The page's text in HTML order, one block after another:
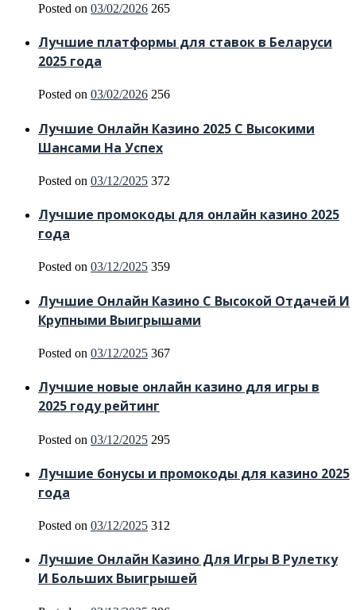
Posted on 03/02/2026 265
Лучшие платформы для ставок в Беларуси
2025 года
Posted on 03/02/2026 256
Лучшие Онлайн Казино 2025 С Высокими
Шансами На Успех
Posted on 03/12/2025 372
Лучшие промокоды для онлайн казино 2025
года
Posted on 03/12/2025 359
Лучшие Онлайн Казино С Высокой Отдачей И
Крупными Выигрышами
Posted on 03/12/2025 367
Лучшие новые онлайн казино для игры в
2025 году рейтинг
Posted on 03/12/2025 295
Лучшие бонусы и промокоды для казино 2025
года
Posted on 03/12/2025 312
Лучшие Онлайн Казино Для Игры В Рулетку
И Больших Выигрышей